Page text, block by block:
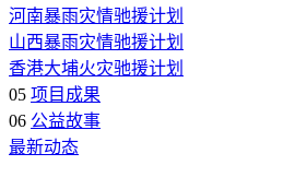
河南暴雨灾情驰援计划
山西暴雨灾情驰援计划
香港大埔火灾驰援计划
05 项目成果
06 公益故事
最新动态